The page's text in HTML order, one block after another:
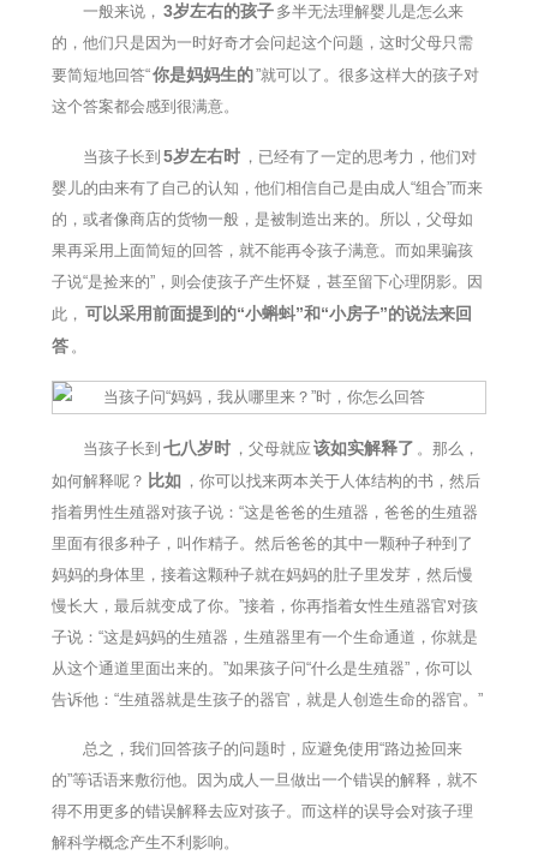
一般来说， 3岁左右的孩子 多半无法理解婴儿是怎么来
的，他们只是因为一时好奇才会问起这个问题，这时父母只需
要简短地回答“你是妈妈生的”就可以了。很多这样大的孩子对
这个答案都会感到很满意。
当孩子长到 5岁左右时 ，已经有了一定的思考力，他们对
婴儿的由来有了自己的认知，他们相信自己是由成人“组合”而来
的，或者像商店的货物一般，是被制造出来的。所以，父母如
果再采用上面简短的回答，就不能再令孩子满意。而如果骗孩
子说“是捡来的”，则会使孩子产生怀疑，甚至留下心理阴影。因
此， 可以采用前面提到的“小蝌蚪”和“小房子”的说法来回
答 。
当孩子长到 七八岁时 ，父母就应 该如实解释了 。那么，
如何解释呢？ 比如 ，你可以找来两本关于人体结构的书，然后
指着男性生殖器对孩子说：“这是爸爸的生殖器，爸爸的生殖器
里面有很多种子，叫作精子。然后爸爸的其中一颗种子种到了
妈妈的身体里，接着这颗种子就在妈妈的肚子里发芽，然后慢
慢长大，最后就变成了你。”接着，你再指着女性生殖器官对孩
子说：“这是妈妈的生殖器，生殖器里有一个生命通道，你就是
从这个通道里面出来的。”如果孩子问“什么是生殖器”，你可以
告诉他：“生殖器就是生孩子的器官，就是人创造生命的器官。”
总之，我们回答孩子的问题时，应避免使用“路边捡回来
的”等话语来敷衍他。因为成人一旦做出一个错误的解释，就不
得不用更多的错误解释去应对孩子。而这样的误导会对孩子理
解科学概念产生不利影响。